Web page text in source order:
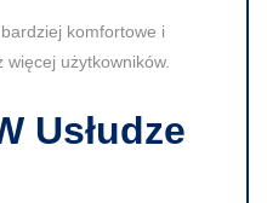
komfortowe i
użytkowników.
Usłudze